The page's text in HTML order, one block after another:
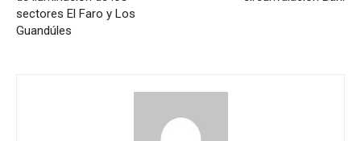
sectores El Faro y Los
Guandúles